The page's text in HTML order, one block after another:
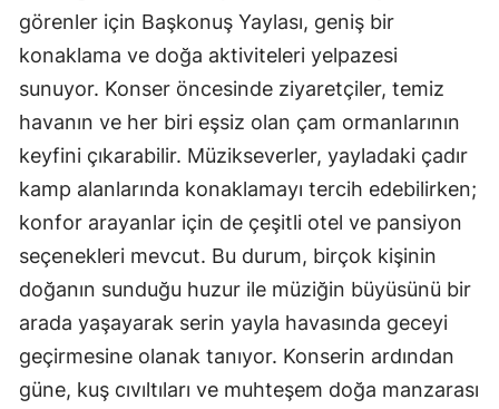
görenler için Başkonuş Yaylası, geniş bir
konaklama ve doğa aktiviteleri yelpazesi
sunuyor. Konser öncesinde ziyaretçiler, temiz
havanın ve her biri eşsiz olan çam ormanlarının
keyfini çıkarabilir. Müzikseverler, yayladaki çadır
kamp alanlarında konaklamayı tercih edebilirken;
konfor arayanlar için de çeşitli otel ve pansiyon
seçenekleri mevcut. Bu durum, birçok kişinin
doğanın sunduğu huzur ile müziğin büyüsünü bir
arada yaşayarak serin yayla havasında geceyi
geçirmesine olanak tanıyor. Konserin ardından
güne, kuş cıvıltıları ve muhteşem doğa manzarası